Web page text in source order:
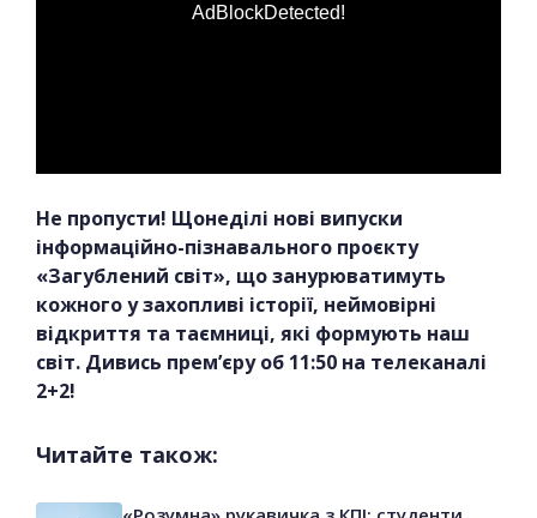
AdBlockDetected!
Не пропусти! Щонеділі нові випуски
інформаційно-пізнавального проєкту
«Загублений світ», що занурюватимуть
кожного у захопливі історії, неймовірні
відкриття та таємниці, які формують наш
світ. Дивись прем’єру об 11:50 на телеканалі
2+2!
Читайте також: